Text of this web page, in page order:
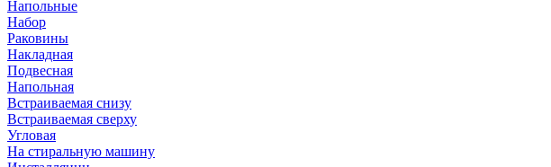
Напольные
Набор
Раковины
Накладная
Подвесная
Напольная
Встраиваемая снизу
Встраиваемая сверху
Угловая
На стиральную машину